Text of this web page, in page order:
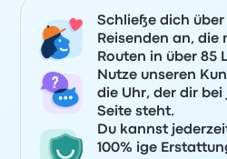
Schließe dich über
Reisenden an, die
Routen in über 85
Nutze unseren
die Uhr, der dir
Seite steht.
Du kannst
100% ige